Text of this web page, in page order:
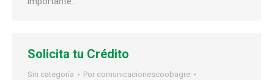
Solicita tu Crédito
Sin categoría Por comunicacionescoobagre